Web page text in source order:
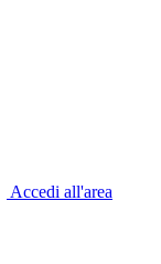
Accedi all'area